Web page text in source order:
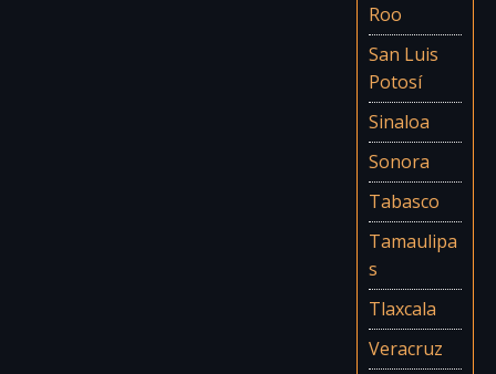
Roo
San Luis
Potosí
Sinaloa
Sonora
Tabasco
Tamaulipa
s
Tlaxcala
Veracruz